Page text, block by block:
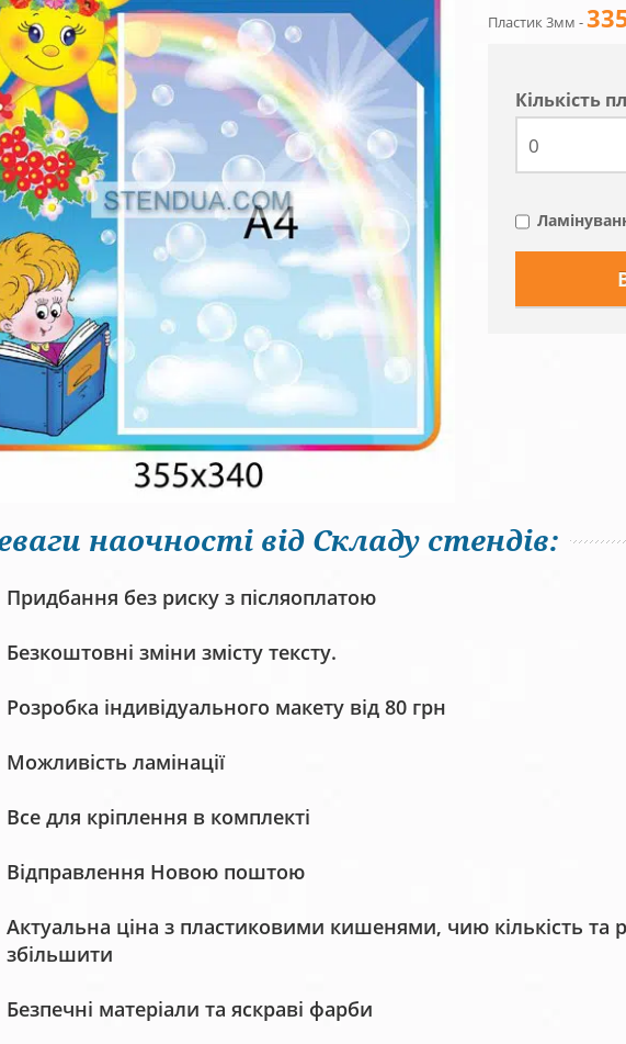
Пластик 3мм -
Кiлькiсть
наочності від Складу стендів:
Придбання без риску з післяоплатою
Безкоштовні зміни змісту тексту.
Розробка індивідуального макету від 80 грн
Можливість ламінації
Все для кріплення в комплекті
Відправлення Новою поштою
Актуальна ціна з пластиковими кишенями, чию кількість та
збільшити
Безпечні матеріали та яскраві фарби